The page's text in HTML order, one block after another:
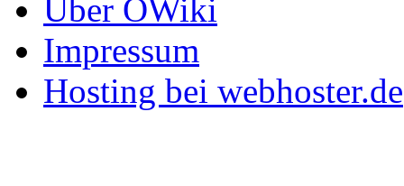
Über OWiki
Impressum
Hosting bei webhoster.de